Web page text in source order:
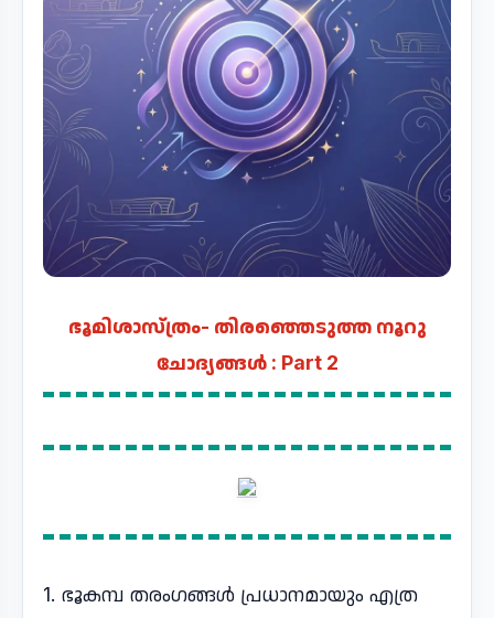
ഭൂമിശാസ്ത്രം- തിരഞ്ഞെടുത്ത നൂറു
ചോദ്യങ്ങൾ : Part 2
1. ഭൂകമ്പ തരംഗങ്ങൾ പ്രധാനമായും എത്ര